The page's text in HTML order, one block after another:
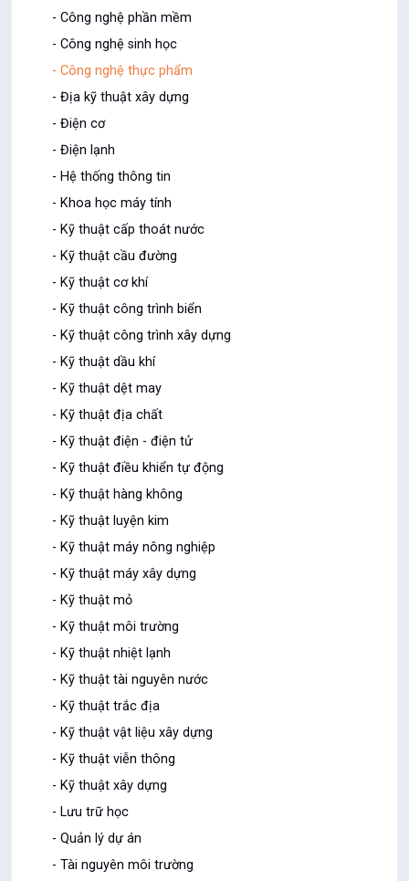
- Công nghệ phần mềm
- Công nghệ sinh học
- Công nghệ thực phẩm
- Địa kỹ thuật xây dựng
- Điện cơ
- Điện lạnh
- Hệ thống thông tin
- Khoa học máy tính
- Kỹ thuật cấp thoát nước
- Kỹ thuật cầu đường
- Kỹ thuật cơ khí
- Kỹ thuật công trình biển
- Kỹ thuật công trình xây dựng
- Kỹ thuật dầu khí
- Kỹ thuật dệt may
- Kỹ thuật địa chất
- Kỹ thuật điện - điện tử
- Kỹ thuật điều khiển tự động
- Kỹ thuật hàng không
- Kỹ thuật luyện kim
- Kỹ thuật máy nông nghiệp
- Kỹ thuật máy xây dựng
- Kỹ thuật mỏ
- Kỹ thuật môi trường
- Kỹ thuật nhiệt lạnh
- Kỹ thuật tài nguyên nước
- Kỹ thuật trắc địa
- Kỹ thuật vật liệu xây dựng
- Kỹ thuật viễn thông
- Kỹ thuật xây dựng
- Lưu trữ học
- Quản lý dự án
- Tài nguyên môi trường